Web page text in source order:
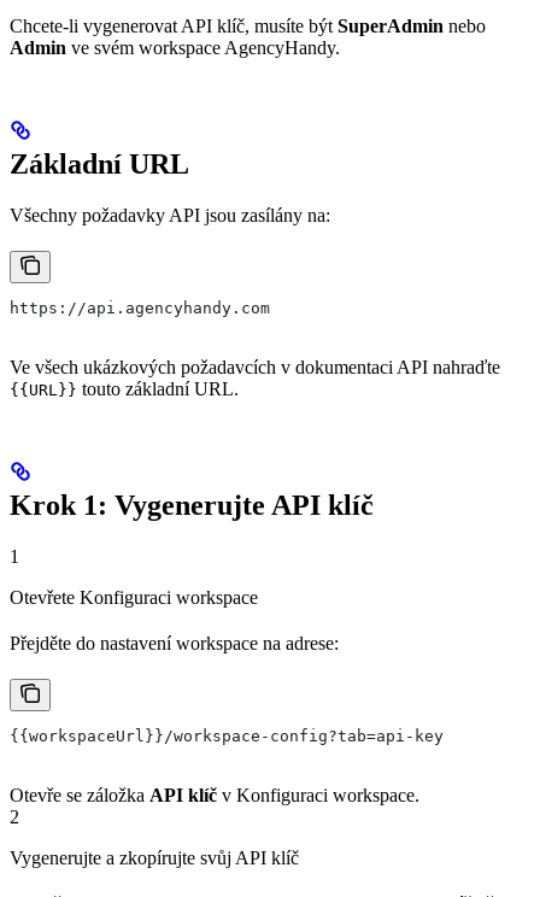
Chcete-li vygenerovat API klíč, musíte býtSuperAdmin nebo
Admin ve svém workspace AgencyHandy.
Základní URL
Všechny požadavky API jsou zasílány na:
https://api.agencyhandy.com
Ve všech ukázkových požadavcích v dokumentaci API nahraďte
{{URL}} touto základní URL.
Krok 1: Vygenerujte API klíč
1
Otevřete Konfiguraci workspace
Přejděte do nastavení workspace na adrese:
{{workspaceUrl}}/workspace-config?tab=api-key
Otevře se záložka API klíč v Konfiguraci workspace.
2
Vygenerujte a zkopírujte svůj API klíč